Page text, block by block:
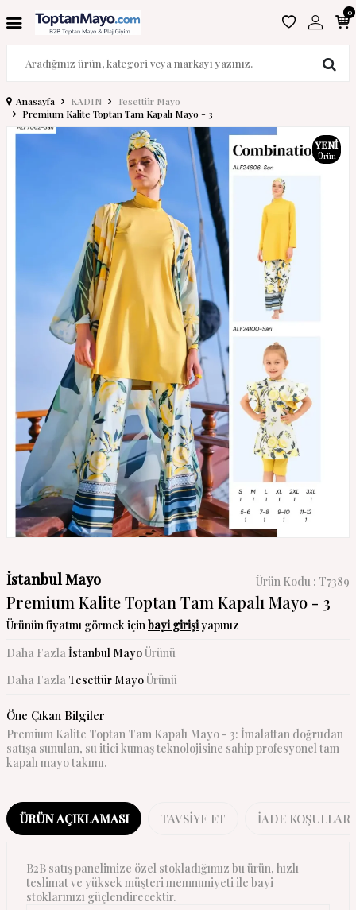
0
Anasayfa KADIN
Tesettür Mayo
Premium Kalite Toptan Tam Kapalı Mayo - 3
YENI
Ürün
İstanbul Mayo Ürün Kodu : T7389
Premium Kalite Toptan Tam Kapalı Mayo - 3
Ürünün fiyatını görmek içinbayi girişiyapınız
Daha Fazlaİstanbul MayoÜrünü
Daha Fazla Tesettür MayoÜrünü
Öne Çıkan Bilgiler
Premium Kalite Toptan Tam Kapalı Mayo - 3: İmalattan doğrudan
satışa sunulan, su itici kumaş teknolojisine sahip profesyonel tam
kapalı mayo takımı.
ÜRÜN AÇIKLAMASI TAVSIYE ET İADE KOŞULLARI
B2B satış panelimize özel stokladığımız bu ürün, hızlı
teslimat ve yüksek müşteri memnuniyeti ile bayi
stoklarınızı güçlendirecektir.